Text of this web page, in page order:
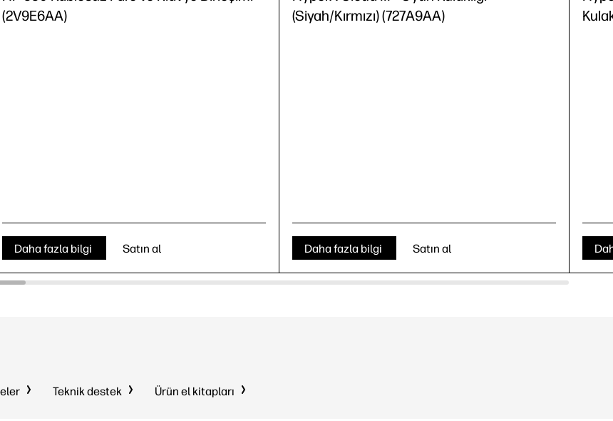
(2V9E6AA)
Daha fazla bilgi Satın al
(Siyah/Kırmızı) (727A9AA)
Daha fazla bilgi Satın al
Teknik destek Ürün el kitapları